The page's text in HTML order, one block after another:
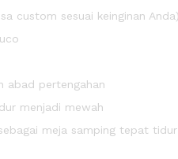
custom sesuai keinginan Anda)
abad pertengahan
menjadi mewah
meja samping tepat